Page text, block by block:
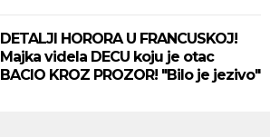
DETALJI HORORA U FRANCUSKOJ!
Majka videla DECU koju je otac
BACIO KROZ PROZOR! "Bilo je jezivo"